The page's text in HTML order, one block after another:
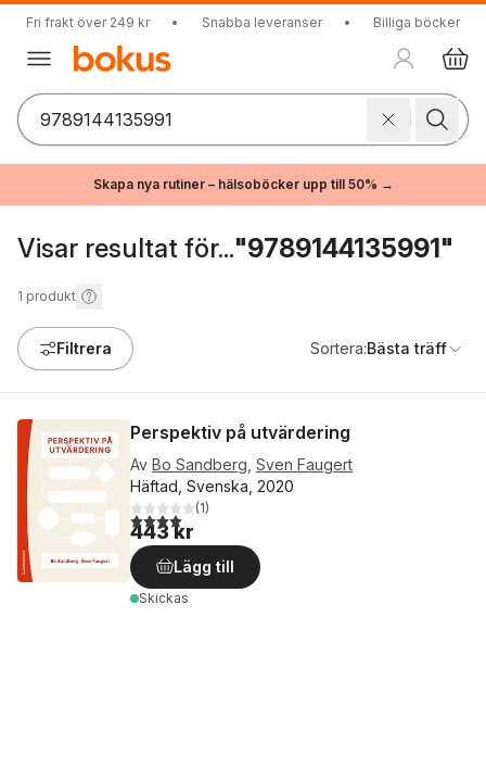
Fri frakt över 249 kr • Snabba leveranser • Billiga böcker
Skapa nya rutiner – hälsoböcker upp till 50% →
Visar resultat för..."9789144135991"
1 produkt
Filtrera Sortera:Bästa träff
Perspektiv på utvärdering
Av Bo Sandberg Sven Faugert
Häftad, Svenska, 2020
4,0utav 5 stjärnor. Totalt antal röster:
(1)
443 kr
Lägg till
Skickas